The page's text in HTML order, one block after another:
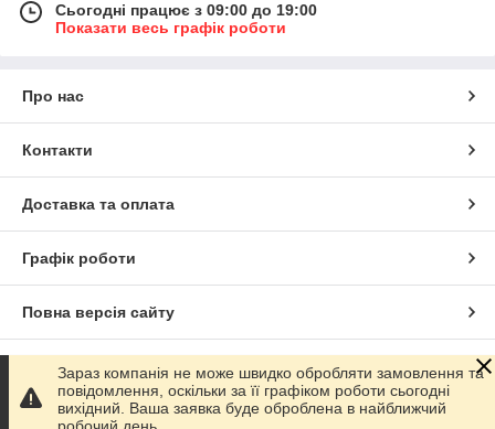
Сьогодні працює з 09:00 до 19:00
Показати весь графік роботи
Про нас
Контакти
Доставка та оплата
Графік роботи
Повна версія сайту
Сайт створено на маркетплейсі Prom.ua
Політика конфіденційності
Зараз компанія не може швидко обробляти замовлення та
повідомлення, оскільки за її графіком роботи сьогодні
вихідний. Ваша заявка буде оброблена в найближчий